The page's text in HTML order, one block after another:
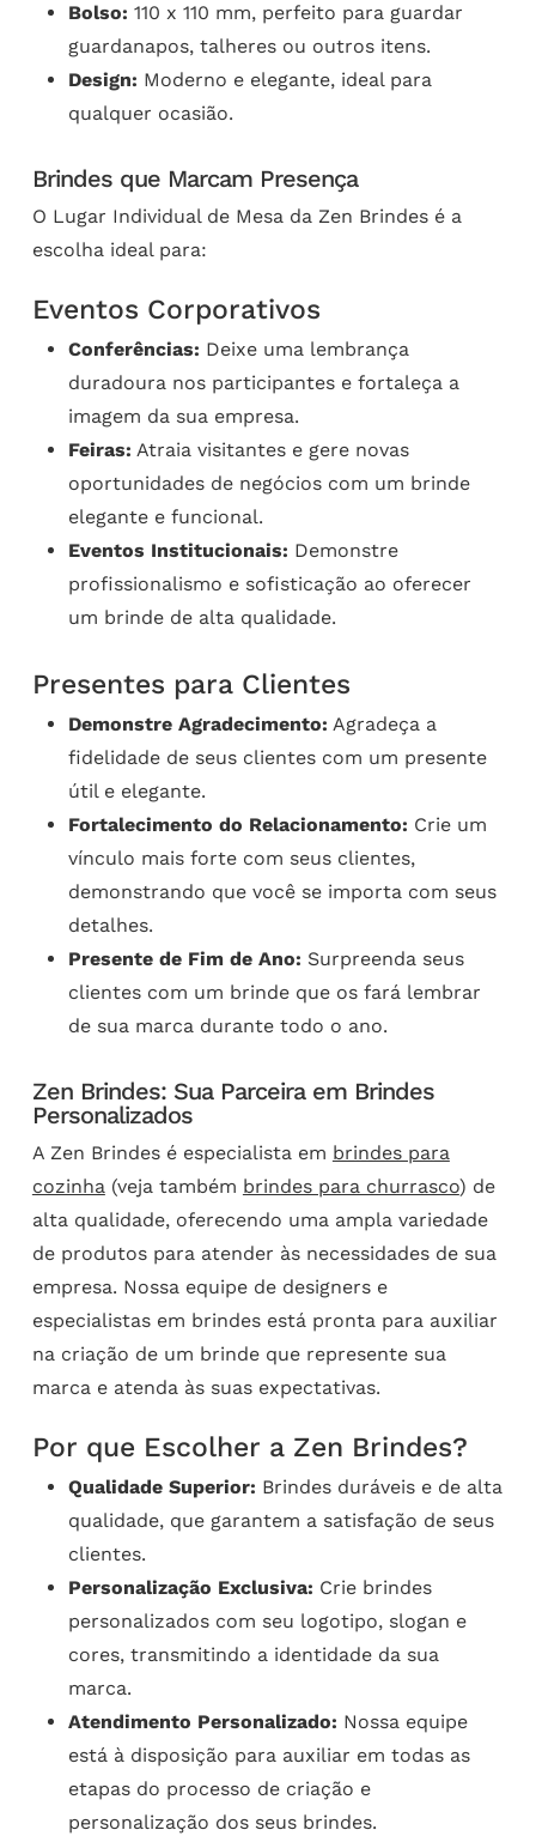
Bolso: 110 x 110 mm, perfeito para guardar
guardanapos, talheres ou outros itens.
Design: Moderno e elegante, ideal para
qualquer ocasião.
Brindes que Marcam Presença
O Lugar Individual de Mesa da Zen Brindes é a
escolha ideal para:
Eventos Corporativos
Conferências: Deixe uma lembrança
duradoura nos participantes e fortaleça a
imagem da sua empresa.
Feiras: Atraia visitantes e gere novas
oportunidades de negócios com um brinde
elegante e funcional.
Eventos Institucionais: Demonstre
profissionalismo e sofisticação ao oferecer
um brinde de alta qualidade.
Presentes para Clientes
Demonstre Agradecimento: Agradeça a
fidelidade de seus clientes com um presente
útil e elegante.
Fortalecimento do Relacionamento: Crie um
vínculo mais forte com seus clientes,
demonstrando que você se importa com seus
detalhes.
Presente de Fim de Ano: Surpreenda seus
clientes com um brinde que os fará lembrar
de sua marca durante todo o ano.
Zen Brindes: Sua Parceira em Brindes
Personalizados
A Zen Brindes é especialista em brindes para
cozinha(veja também brindes para churrasco) de
alta qualidade, oferecendo uma ampla variedade
de produtos para atender às necessidades de sua
empresa. Nossa equipe de designers e
especialistas em brindes está pronta para auxiliar
na criação de um brinde que represente sua
marca e atenda às suas expectativas.
Por que Escolher a Zen Brindes?
Qualidade Superior: Brindes duráveis e de alta
qualidade, que garantem a satisfação de seus
clientes.
Personalização Exclusiva: Crie brindes
personalizados com seu logotipo, slogan e
cores, transmitindo a identidade da sua
marca.
Atendimento Personalizado: Nossa equipe
está à disposição para auxiliar em todas as
etapas do processo de criação e
personalização dos seus brindes.